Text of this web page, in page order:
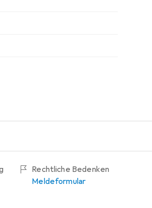
Rechtliche Bedenken
Meldeformular